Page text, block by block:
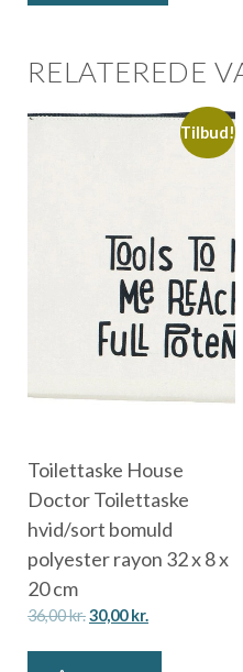
RELATEREDE
Tilbud!
Toilettaske House
Doctor Toilettaske
hvid/sort bomuld
polyester rayon 32 x 8 x
20 cm
36,00kr.30,00kr.